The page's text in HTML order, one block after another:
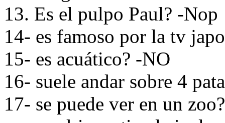
13. Es el pulpo Paul? -Nop
14- es famoso por la tv
15- es acuático? -NO
16- suele andar sobre 4
17- se puede ver en un